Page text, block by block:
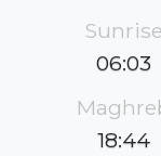
Sunrise
06:03
18:44